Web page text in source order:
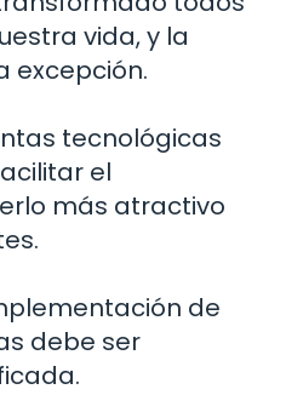
vida, y la
excepción.
tecnológicas
el
más atractivo
de
debe ser